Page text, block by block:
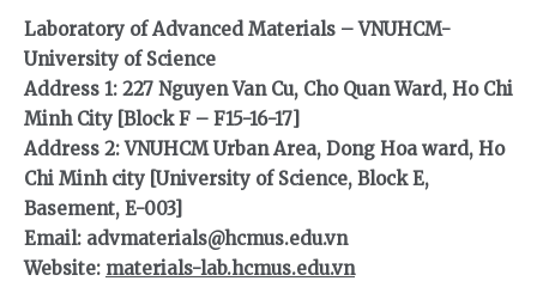
Laboratory of Advanced Materials – VNUHCM-
University of Science
Address 1: 227 Nguyen Van Cu, Cho Quan Ward, Ho Chi
Minh City [Block F – F15-16-17]
Address 2: VNUHCM Urban Area, Dong Hoa ward, Ho
Chi Minh city [University of Science, Block E,
Basement, E-003]
Email: advmaterials@hcmus.edu.vn
Website: materials-lab.hcmus.edu.vn